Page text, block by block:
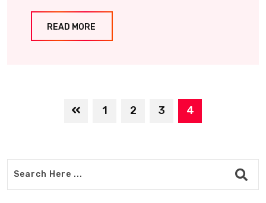
READ MORE
1 2 3 4